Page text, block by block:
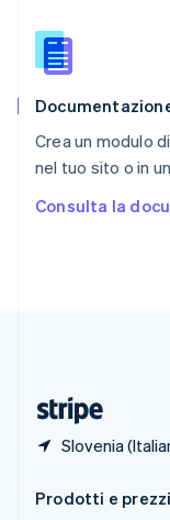
Crea un modulo
nel tuo sito o in
Consulta la
Slovenia
English
Slovacchia
Slovenia
Spagna
EspañolEnglish
English Español
Prodotti e prezzi